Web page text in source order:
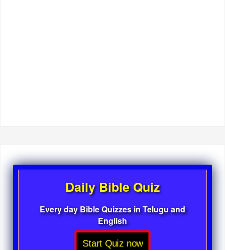
Daily Bible Quiz
Every day Bible Quizzes in Telugu and
English
Start Quiz now